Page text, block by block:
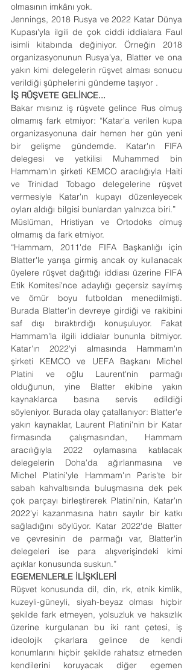
olmasının imkânı yok.
Jennings, 2018 Rusya ve 2022 Katar Dünya
Kupası’yla ilgili de çok ciddi iddialara Faul
isimli kitabında değiniyor. Örneğin 2018
organizasyonunun Rusya'ya, Blatter ve ona
yakın kimi delegelerin rüşvet alması sonucu
verildiği şüphelerini gündeme taşıyor .
İŞ RÜŞVETE GELİNCE...
Bakar mısınız iş rüşvete gelince Rus olmuş
olmamış fark etmiyor: “Katar'a verilen kupa
organizasyonuna dair hemen her gün yeni
bir gelişme gündemde. Katar'ın FIFA
delegesi ve yetkilisi Muhammed bin
Hammam'ın şirketi KEMCO aracılığıyla Haiti
ve Trinidad Tobago delegelerine rüşvet
vermesiyle Katar'ın kupayı düzenleyecek
oyları aldığı bilgisi bunlardan yalnızca biri.”
Müslüman, Hristiyan ve Ortodoks olmuş
olmamış da fark etmiyor.
“Hammam, 2011'de FIFA Başkanlığı için
Blatter'le yarışa girmiş ancak oy kullanacak
üyelere rüşvet dağıttığı iddiası üzerine FIFA
Etik Komitesi'nce adaylığı geçersiz sayılmış
ve ömür boyu futboldan menedilmişti.
Burada Blatter'in devreye girdiği ve rakibini
saf dışı bıraktırdığı konuşuluyor. Fakat
Hammam'la ilgili iddialar bununla bitmiyor.
Katar'ın 2022'yi almasında Hammam'ın
şirketi KEMCO ve UEFA Başkanı Michel
Platini ve oğlu Laurent'nin parmağı
olduğunun, yine Blatter ekibine yakın
kaynaklarca basına servis edildiği
söyleniyor. Burada olay çatallanıyor: Blatter'e
yakın kaynaklar, Laurent Platini'nin bir Katar
firmasında çalışmasından, Hammam
aracılığıyla 2022 oylamasına katılacak
delegelerin Doha'da ağırlanmasına ve
Michel Platini'yle Hammam'ın Paris'te bir
sabah kahvaltısında buluşmasına dek pek
çok parçayı birleştirerek Platini'nin, Katar'ın
2022'yi kazanmasına hatırı sayılır bir katkı
sağladığını söylüyor. Katar 2022'de Blatter
ve çevresinin de parmağı var, Blatter'in
delegeleri ise para alışverişindeki kimi
açıklar konusunda suskun.”
EGEMENLERLE İLİŞKİLERİ
Rüşvet konusunda dil, din, ırk, etnik kimlik,
kuzeyli-güneyli, siyah-beyaz olması hiçbir
şekilde fark etmeyen, yolsuzluk ve haksızlık
üzerine kurgulanan bu iki rant çetesi, iş
ideolojik çıkarlara gelince de kendi
konumlarını hiçbir şekilde rahatsız etmeden
kendilerini koruyacak diğer egemen